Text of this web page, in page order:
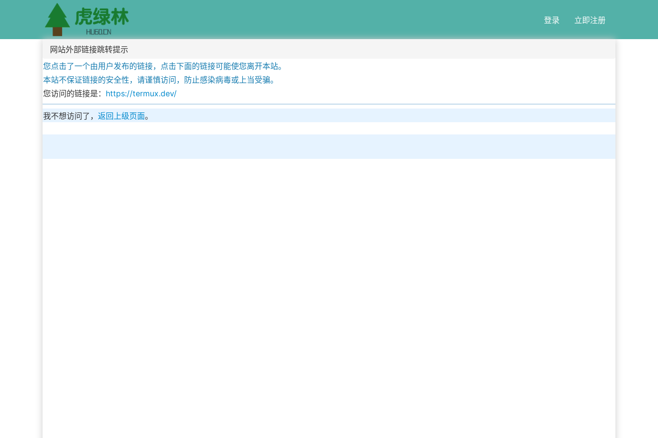
登录 立即注册
网站外部链接跳转提示
您点击了一个由用户发布的链接，点击下面的链接可能使您离开本站。
本站不保证链接的安全性，请谨慎访问，防止感染病毒或上当受骗。
您访问的链接是： https://termux.dev/
我不想访问了， 返回上级页面。